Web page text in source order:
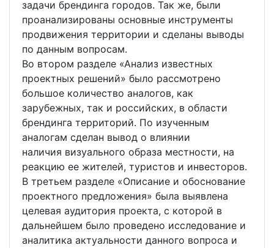
задачи брендинга городов. Так же, были
проанализированы основные инструменты
продвижения территории и сделаны выводы
по данным вопросам.
Во втором разделе «Анализ известных
проектных решений» было рассмотрено
большое количество аналогов, как
зарубежных, так и российских, в области
брендинга территорий. По изученным
аналогам сделан вывод о влиянии
наличия визуального образа местности, на
реакцию ее жителей, туристов и инвесторов.
В третьем разделе «Описание и обоснование
проектного предложения» была выявлена
целевая аудитория проекта, с которой в
дальнейшем было проведено исследование и
аналитика актуальности данного вопроса и